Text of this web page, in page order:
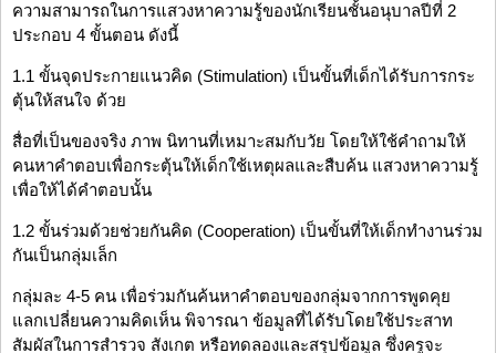
ความสามารถในการแสวงหาความรู้ของนักเรียนชั้นอนุบาลปีที่ 2
ประกอบ 4 ขั้นตอน ดังนี้
1.1 ขั้นจุดประกายแนวคิด (Stimulation) เป็นขั้นที่เด็กได้รับการกระ
ตุ้นให้สนใจ ด้วย
สื่อที่เป็นของจริง ภาพ นิทานที่เหมาะสมกับวัย โดยให้ใช้คำถามให้
คนหาคำตอบเพื่อกระตุ้นให้เด็กใช้เหตุผลและสืบค้น แสวงหาความรู้
เพื่อให้ได้คำตอบนั้น
1.2 ขั้นร่วมด้วยช่วยกันคิด (Cooperation) เป็นขั้นที่ให้เด็กทำงานร่วม
กันเป็นกลุ่มเล็ก
กลุ่มละ 4-5 คน เพื่อร่วมกันค้นหาคำตอบของกลุ่มจากการพูดคุย
แลกเปลี่ยนความคิดเห็น พิจารณา ข้อมูลที่ได้รับโดยใช้ประสาท
สัมผัสในการสำรวจ สังเกต หรือทดลองและสรุปข้อมูล ซึ่งครูจะ